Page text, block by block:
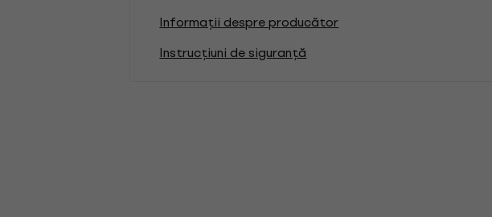
Informații despre producător
Instrucțiuni de siguranță